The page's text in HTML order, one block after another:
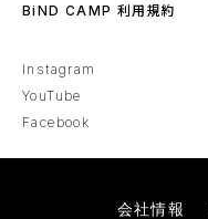
BiND CAMP 利用規約
Instagram
YouTube
Facebook
会社情報